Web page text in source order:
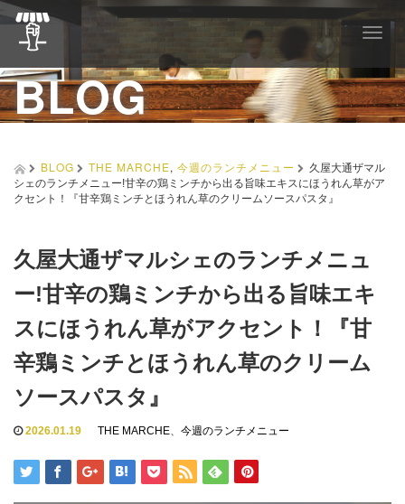
T
g
g
l
e
v
BLOG
BLOG THE MARCHE, 今週のランチメニュー
久屋大通ザマル
シェのランチメニュー!甘辛の鶏ミンチから出る旨味エキスにほうれん草がア
クセント！『甘辛鶏ミンチとほうれん草のクリームソースパスタ』
久屋大通ザマルシェのランチメニュ
ー!甘辛の鶏ミンチから出る旨味エキ
スにほうれん草がアクセント！『甘
辛鶏ミンチとほうれん草のクリーム
ソースパスタ』
2026.01.19 THE MARCHE、 今週のランチメニュー